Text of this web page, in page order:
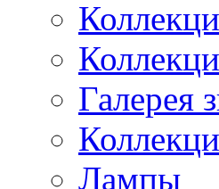
Галерея
Лампы